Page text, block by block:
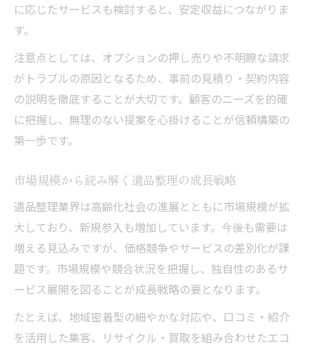
に応じたサービスも検討すると、安定収益につながりま
す。
注意点としては、オプションの押し売りや不明瞭な請求
がトラブルの原因となるため、事前の見積り・契約内容
の説明を徹底することが大切です。顧客のニーズを的確
に把握し、無理のない提案を心掛けることが信頼構築の
第一歩です。
市場規模から読み解く遺品整理の成長戦略
遺品整理業界は高齢化社会の進展とともに市場規模が拡
大しており、新規参入も増加しています。今後も需要は
増える見込みですが、価格競争やサービスの差別化が課
題です。市場規模や競合状況を把握し、独自性のあるサ
ービス展開を図ることが成長戦略の要となります。
たとえば、地域密着型の細やかな対応や、口コミ・紹介
を活用した集客、リサイクル・買取を組み合わせたエコ